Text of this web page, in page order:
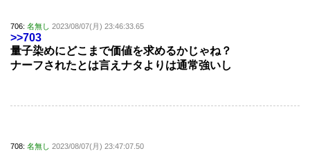
706: 名無し 2023/08/07(月) 23:46:33.65
>>703
量子染めにどこまで価値を求めるかじゃね？
ナーフされたとは言えナタよりは通常強いし
708: 名無し 2023/08/07(月) 23:47:07.50